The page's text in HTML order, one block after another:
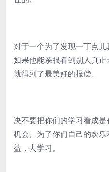
对于一个为了发现一丁点儿
如果他能亲眼看到别人真
就得到了最美好的报偿。
决不要把你们的学习看成
机会。为了你们自己的欢
益，去学习。